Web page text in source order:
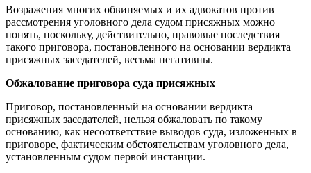
Возражения многих обвиняемых и их адвокатов против
рассмотрения уголовного дела судом присяжных можно
понять, поскольку, действительно, правовые последствия
такого приговора, постановленного на основании вердикта
присяжных заседателей, весьма негативны.
Обжалование приговора суда присяжных
Приговор, постановленный на основании вердикта
присяжных заседателей, нельзя обжаловать по такому
основанию, как несоответствие выводов суда, изложенных в
приговоре, фактическим обстоятельствам уголовного дела,
установленным судом первой инстанции.